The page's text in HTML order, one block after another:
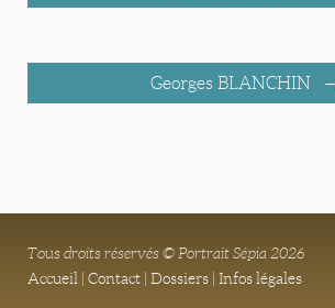
Georges BLANCHIN
Tous droits réservés © Portrait Sépia 2026
Accueil Contact Dossiers Infos légales